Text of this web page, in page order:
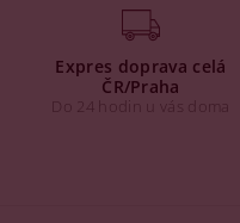
Expres doprava celá
ČR/Praha
Do 24 hodin u vás doma